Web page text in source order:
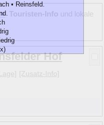
Touristen-Info und lokale
Hof
[Zusatz-Info]
• Reinsfeld.
(1)
(2)